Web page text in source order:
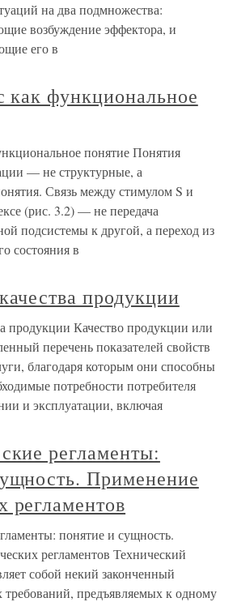
на два подмножества:
возбуждение эффектора, и
его в
как функциональное
понятие Понятия
— не структурные, а
Связь между стимулом S и
(рис. 3.2) — не передача
подсистемы к другой, а переход из
состояния в
продукции
продукции Качество продукции или
перечень показателей свойств
благодаря которым они способны
потребности потребителя
и эксплуатации, включая
регламенты:
Применение
регламентов
понятие и сущность.
регламентов Технический
собой некий законченный
требований, предъявляемых к одному